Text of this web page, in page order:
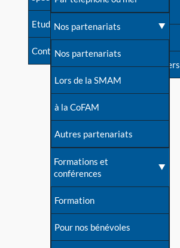
Une question sur le site
Etudes récentes
Contact
Livre d'or
Forum
S'inscrire à nos newsletters
Nos partenariats
Nos partenariats
Lors de la SMAM
à la CoFAM
Autres partenariats
Formations et
conférences
Formation
Pour nos bénévoles